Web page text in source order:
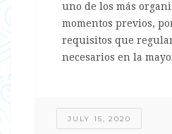
uno de los más
momentos previos,
requisitos que
necesarios en la
JULY 15, 2020